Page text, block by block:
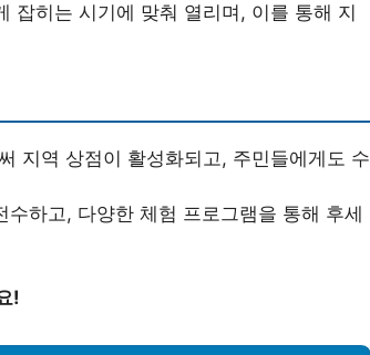
잡히는 시기에 맞춰 열리며, 이를 통해 지
지역 상점이 활성화되고, 주민들에게도 수
하고, 다양한 체험 프로그램을 통해 후세
!